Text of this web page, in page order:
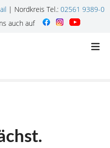
| Nordkreis Tel.: 02561 9389-0
auch auf